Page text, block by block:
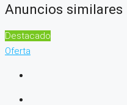
Anuncios similares
Destacado
Oferta